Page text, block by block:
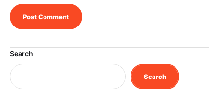
Search
Search